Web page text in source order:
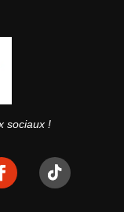
sociaux !